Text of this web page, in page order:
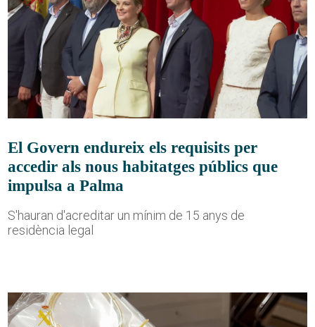
El Govern endureix els requisits per
accedir als nous habitatges públics que
impulsa a Palma
S'hauran d'acreditar un mínim de 15 anys de
residència legal